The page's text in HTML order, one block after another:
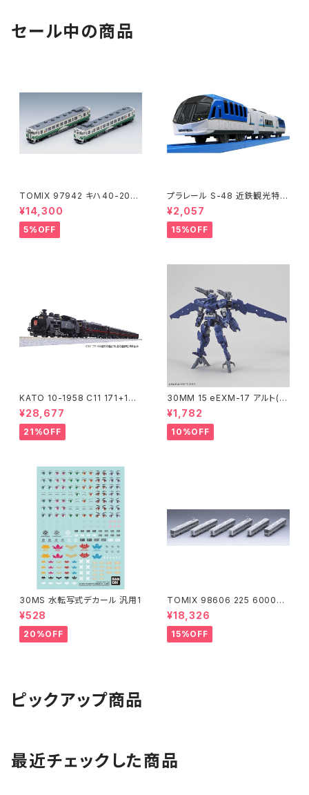
セール中の商品
TOMIX 97942 キハ40-200
0(アリガトウキハ40・48・男鹿
線)2両 鉄道模型
¥14,300
5%OFF
プラレール S-48 近鉄観光特急
しまかぜ 鉄道模型
¥2,057
15%OFF
KATO 10-1958 C11 171+14
系｢SL冬の湿原号｣ 6両セット
特企品 Nゲージ 鉄道模型 北海
道（新品 在庫品）
¥28,677
21%OFF
30MM 15 eEXM-17 アルト(空
中戦仕様)ネイビー
¥1,782
10%OFF
30MS 水転写式デカール 汎用1
¥528
20%OFF
TOMIX 98606 225 6000系
(6両) 鉄道模型
¥18,326
15%OFF
ピックアップ商品
最近チェックした商品